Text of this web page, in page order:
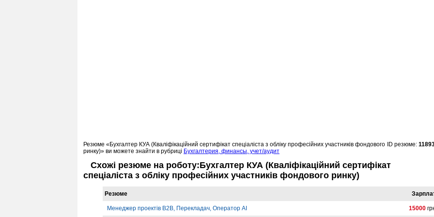
Резюме «Бухгалтер КУА (Кваліфікаційний сертифікат спеціаліста з обліку професійних участників фондового
ринку)» ви можете знайти в рубриці Бухгалтерия, финансы, учет/аудит
ID резюме:
Схожі резюме на роботу:Бухгалтер КУА (Кваліфікаційний сертифікат
спеціаліста з обліку професійних участників фондового ринку)
Резюме
Менеджер проектів B2B, Перекладач, Оператор AI 15000